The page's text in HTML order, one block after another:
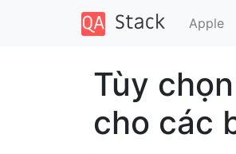
Apple
Tùy
cho các